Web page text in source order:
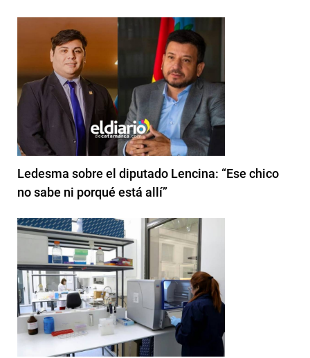
Ledesma sobre el diputado Lencina: “Ese chico
no sabe ni porqué está allí”